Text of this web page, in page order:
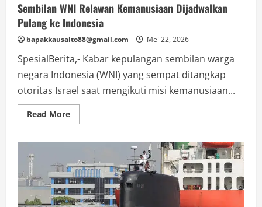
Sembilan WNI Relawan Kemanusiaan Dijadwalkan
Pulang ke Indonesia
bapakkausalto88@gmail.com Mei 22, 2026
SpesialBerita,- Kabar kepulangan sembilan warga
negara Indonesia (WNI) yang sempat ditangkap
otoritas Israel saat mengikuti misi kemanusiaan...
Read MoreRead
more
Kemanusiaan
Dijadwalkan
Pulang
ke
Indonesia